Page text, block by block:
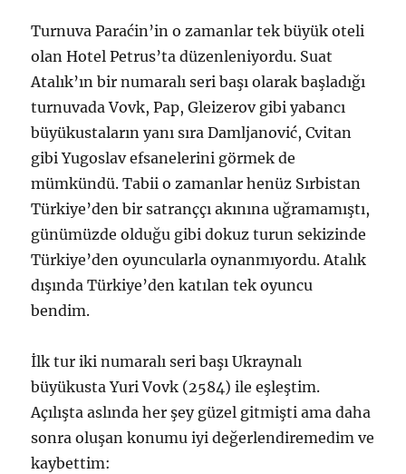
Turnuva Paraćin’in o zamanlar tek büyük oteli
olan Hotel Petrus’ta düzenleniyordu. Suat
Atalık’ın bir numaralı seri başı olarak başladığı
turnuvada Vovk, Pap, Gleizerov gibi yabancı
büyükustaların yanı sıra Damljanović, Cvitan
gibi Yugoslav efsanelerini görmek de
mümkündü. Tabii o zamanlar henüz Sırbistan
Türkiye’den bir satranççı akınına uğramamıştı,
günümüzde olduğu gibi dokuz turun sekizinde
Türkiye’den oyuncularla oynanmıyordu. Atalık
dışında Türkiye’den katılan tek oyuncu
bendim.
İlk tur iki numaralı seri başı Ukraynalı
büyükusta Yuri Vovk (2584) ile eşleştim.
Açılışta aslında her şey güzel gitmişti ama daha
sonra oluşan konumu iyi değerlendiremedim ve
kaybettim: